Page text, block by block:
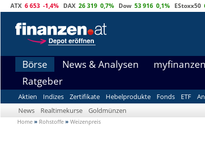
ATX 6 653 -1,4% DAX 26 319 0,7% Dow 53 916 0,1% EStoxx50
Börse News & Analysen myfinanzen
Ratgeber
Aktien Indizes Zertifikate Hebelprodukte Fonds ETF
News
Realtimekurse Goldmünzen
Home » Rohstoffe » Weizenpreis